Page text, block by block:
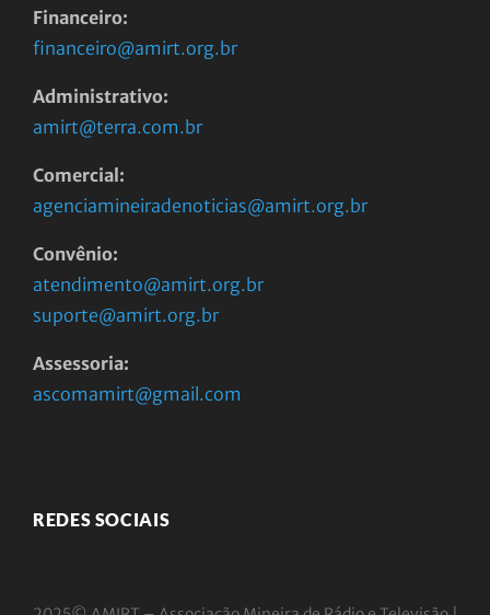
Financeiro:
financeiro@amirt.org.br
Administrativo:
amirt@terra.com.br
Comercial:
agenciamineiradenoticias@amirt.org.br
Convênio:
atendimento@amirt.org.br
suporte@amirt.org.br
Assessoria:
ascomamirt@gmail.com
REDES SOCIAIS